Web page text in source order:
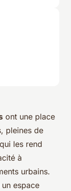
ont une place
pleines de
les rend
à
urbains.
espace